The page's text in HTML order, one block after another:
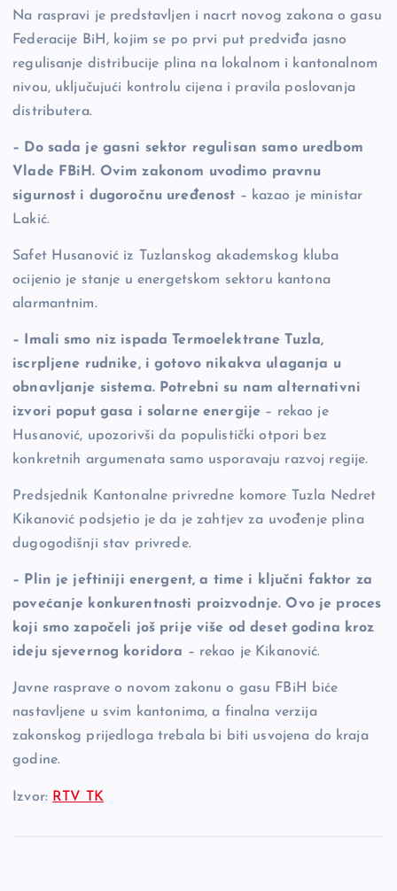
Na raspravi je predstavljen i nacrt novog zakona o gasu
Federacije BiH, kojim se po prvi put predviđa jasno
regulisanje distribucije plina na lokalnom i kantonalnom
nivou, uključujući kontrolu cijena i pravila poslovanja
distributera.
– Do sada je gasni sektor regulisan samo uredbom
Vlade FBiH. Ovim zakonom uvodimo pravnu
sigurnost i dugoročnu uređenost – kazao je ministar
Lakić.
Safet Husanović iz Tuzlanskog akademskog kluba
ocijenio je stanje u energetskom sektoru kantona
alarmantnim.
– Imali smo niz ispada Termoelektrane Tuzla,
iscrpljene rudnike, i gotovo nikakva ulaganja u
obnavljanje sistema. Potrebni su nam alternativni
izvori poput gasa i solarne energije – rekao je
Husanović, upozorivši da populistički otpori bez
konkretnih argumenata samo usporavaju razvoj regije.
Predsjednik Kantonalne privredne komore Tuzla Nedret
Kikanović podsjetio je da je zahtjev za uvođenje plina
dugogodišnji stav privrede.
– Plin je jeftiniji energent, a time i ključni faktor za
povećanje konkurentnosti proizvodnje. Ovo je proces
koji smo započeli još prije više od deset godina kroz
ideju sjevernog koridora – rekao je Kikanović.
Javne rasprave o novom zakonu o gasu FBiH biće
nastavljene u svim kantonima, a finalna verzija
zakonskog prijedloga trebala bi biti usvojena do kraja
godine.
Izvor: RTV TK